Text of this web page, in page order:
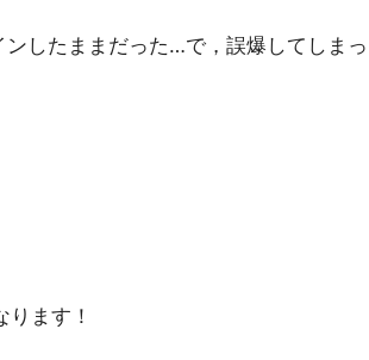
したままだった…で，誤爆してしまっ
ます！